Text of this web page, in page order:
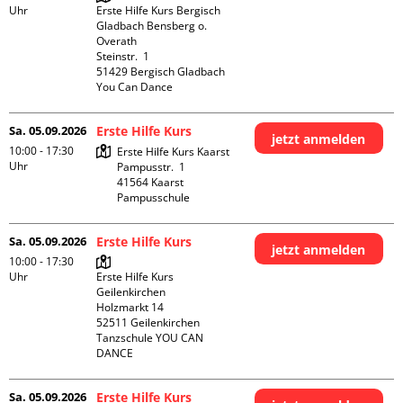
Uhr
Erste Hilfe Kurs Bergisch
Gladbach Bensberg o.
Overath
Steinstr.  1
51429 Bergisch Gladbach
You Can Dance
Sa. 05.09.2026
10:00 - 17:30
Uhr
Erste Hilfe Kurs
Erste Hilfe Kurs Kaarst
Pampusstr.  1
41564 Kaarst
Pampusschule
jetzt anmelden
Sa. 05.09.2026
10:00 - 17:30
Uhr
Erste Hilfe Kurs
Erste Hilfe Kurs
Geilenkirchen
Holzmarkt 14
52511 Geilenkirchen
Tanzschule YOU CAN
DANCE
jetzt anmelden
Sa. 05.09.2026 Erste Hilfe Kurs